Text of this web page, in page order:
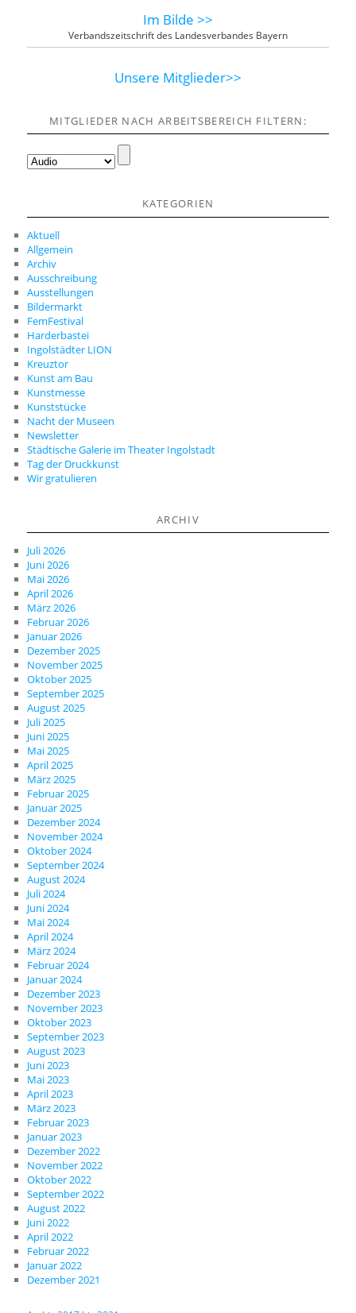
Im Bilde >>
Verbandszeitschrift des Landesverbandes Bayern
Unsere Mitglieder>>
MITGLIEDER NACH ARBEITSBEREICH FILTERN:
KATEGORIEN
Aktuell
Allgemein
Archiv
Ausschreibung
Ausstellungen
Bildermarkt
FemFestival
Harderbastei
Ingolstädter LION
Kreuztor
Kunst am Bau
Kunstmesse
Kunststücke
Nacht der Museen
Newsletter
Städtische Galerie im Theater Ingolstadt
Tag der Druckkunst
Wir gratulieren
ARCHIV
Juli 2026
Juni 2026
Mai 2026
April 2026
März 2026
Februar 2026
Januar 2026
Dezember 2025
November 2025
Oktober 2025
September 2025
August 2025
Juli 2025
Juni 2025
Mai 2025
April 2025
März 2025
Februar 2025
Januar 2025
Dezember 2024
November 2024
Oktober 2024
September 2024
August 2024
Juli 2024
Juni 2024
Mai 2024
April 2024
März 2024
Februar 2024
Januar 2024
Dezember 2023
November 2023
Oktober 2023
September 2023
August 2023
Juni 2023
Mai 2023
April 2023
März 2023
Februar 2023
Januar 2023
Dezember 2022
November 2022
Oktober 2022
September 2022
August 2022
Juni 2022
April 2022
Februar 2022
Januar 2022
Dezember 2021